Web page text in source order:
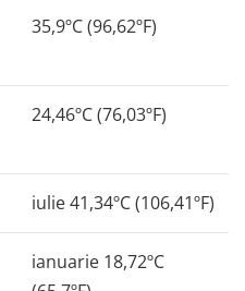
35,9ºC (96,62ºF)
24,46ºC (76,03ºF)
iulie 41,34ºC (106,41ºF)
ianuarie 18,72ºC